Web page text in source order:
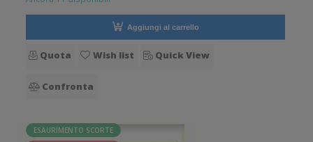
Aggiungi al carrello
Quota Wish list Quick View
Confronta
ESAURIMENTO SCORTE